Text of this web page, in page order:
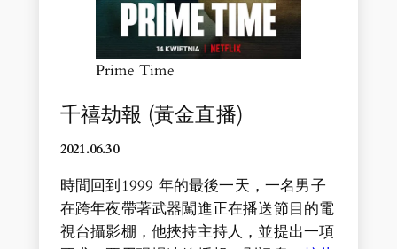
Prime Time
千禧劫報 (黃金直播)
2021.06.30
時間回到1999 年的最後一天，一名男子
在跨年夜帶著武器闖進正在播送節目的電
視台攝影棚，他挾持主持人，並提出一項